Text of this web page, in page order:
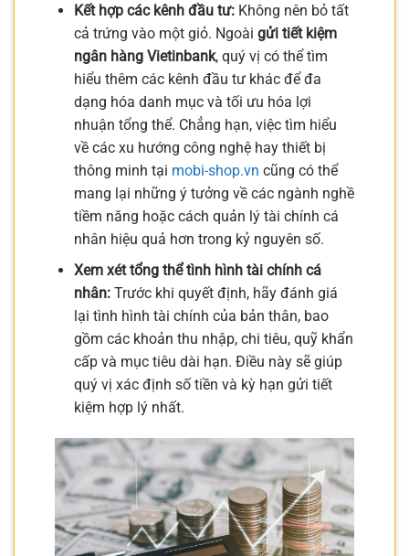
Kết hợp các kênh đầu tư:Không nên bỏ tất
cả trứng vào một giỏ. Ngoài gửi tiết kiệm
ngân hàng Vietinbank, quý vị có thể tìm
hiểu thêm các kênh đầu tư khác để đa
dạng hóa danh mục và tối ưu hóa lợi
nhuận tổng thể. Chẳng hạn, việc tìm hiểu
về các xu hướng công nghệ hay thiết bị
thông minh tại mobi-shop.vn cũng có thể
mang lại những ý tưởng về các ngành nghề
tiềm năng hoặc cách quản lý tài chính cá
nhân hiệu quả hơn trong kỷ nguyên số.
Xem xét tổng thể tình hình tài chính cá
nhân:Trước khi quyết định, hãy đánh giá
lại tình hình tài chính của bản thân, bao
gồm các khoản thu nhập, chi tiêu, quỹ khẩn
cấp và mục tiêu dài hạn. Điều này sẽ giúp
quý vị xác định số tiền và kỳ hạn gửi tiết
kiệm hợp lý nhất.